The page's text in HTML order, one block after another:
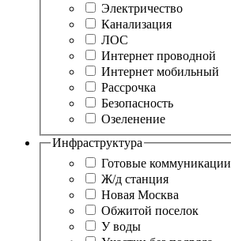
Электричество
Канализация
ЛОС
Интернет проводной
Интернет мобильный
Рассрочка
Безопасность
Озеленение
Инфраструктура
Готовые коммуникации
Ж/д станция
Новая Москва
Обжитой поселок
У воды